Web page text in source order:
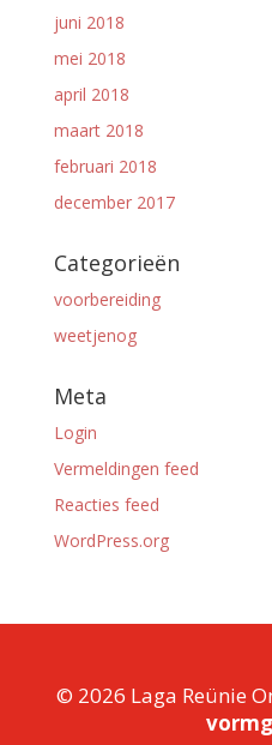
juni 2018
mei 2018
april 2018
maart 2018
februari 2018
december 2017
Categorieën
voorbereiding
weetjenog
Meta
Login
Vermeldingen feed
Reacties feed
WordPress.org
© 2026 Laga Reünie